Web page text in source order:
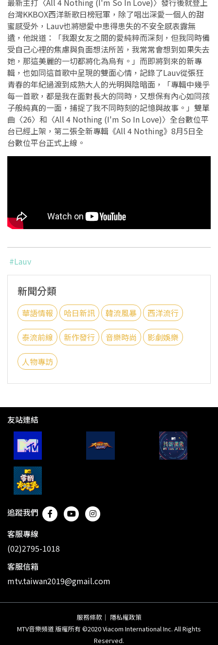
最新主打〈All 4 Nothing (I'm So In Love)〉發行後就登上
台灣KKBOX西洋新歌日榜冠軍，除了唱出深愛一個人的甜
蜜感受外，Lauv也將戀愛中患得患失的不安全感表露無
遺，他說道：「我跟女友之間的愛純粹而深刻，但我同時備
受自己心裡的焦慮與負面想法所苦，我常常會想到如果失去
她，那這美麗的一切都將化為烏有。」而即將到來的新專
輯，也如同這首歌中呈現的雙面心情，記錄了Lauv從張狂
青春的年紀過渡到成熟大人的光明與陰暗面，「專輯中幾乎
每一首歌，都是我在面對長大的同時，又想保有內心如同孩
子般純真的一面，捕捉了我不同時刻的記憶與故事。」雙單
曲〈26〉和〈All 4 Nothing (I'm So In Love)〉全台數位平
台已經上架，第二張全新專輯《All 4 Nothing》8月5日全
台數位平台正式上線。
#Lauv
新聞分類
華語情報 哈日新訊 韓流風暴 西洋流行
泰流前線 新作發行 音樂時尚 影劇娛樂
人物專訪
友站連結
追蹤我們
客服專線
(02)2795-1018
客服信箱
mtv.taiwan2019@gmail.com
服務條款 ｜ 隱私權政策
MTV音樂頻道 版權所有 ©2020 Viacom International Inc. All Rights
Reserved.